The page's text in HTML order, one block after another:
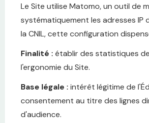
Le Site utilise Matomo, un outil de
systématiquement les adresses IP
la CNIL, cette configuration
Finalité : établir des statistiques
l'ergonomie du Site.
Base légale : intérêt légitime de
consentement au titre des lignes
d'audience.